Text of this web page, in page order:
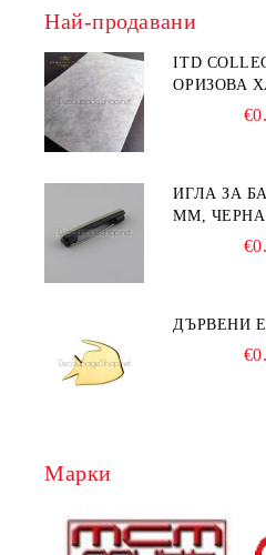
Най-продавани
ITD
ОРИЗОВА
ИГЛА ЗА
ММ,
ДЪРВЕНИ
Марки